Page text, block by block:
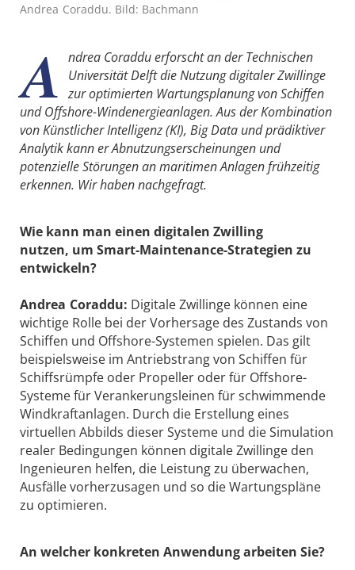
Andrea Coraddu. Bild: Bachmann
A ndrea Coraddu erforscht an der Technischen
Universität Delft die Nutzung digitaler Zwillinge
zur optimierten Wartungsplanung von Schiffen
und Offshore-Windenergieanlagen. Aus der Kombination
von Künstlicher Intelligenz (KI), Big Data und prädiktiver
Analytik kann er Abnutzungserscheinungen und
potenzielle Störungen an maritimen Anlagen frühzeitig
erkennen. Wir haben nachgefragt.
Wie kann man einen digitalen Zwilling
nutzen, um Smart-Maintenance-Strategien zu
entwickeln?
Andrea Coraddu: Digitale Zwillinge können eine
wichtige Rolle bei der Vorhersage des Zustands von
Schiffen und Offshore-Systemen spielen. Das gilt
beispielsweise im Antriebstrang von Schiffen für
Schiffsrümpfe oder Propeller oder für Offshore-
Systeme für Verankerungsleinen für schwimmende
Windkraftanlagen. Durch die Erstellung eines
virtuellen Abbilds dieser Systeme und die Simulation
realer Bedingungen können digitale Zwillinge den
Ingenieuren helfen, die Leistung zu überwachen,
Ausfälle vorherzusagen und so die Wartungspläne
zu optimieren.
An welcher konkreten Anwendung arbeiten Sie?